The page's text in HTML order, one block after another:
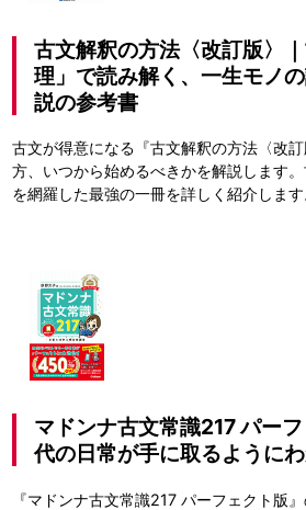
古文解釈の方法〈改訂版〉
理」で読み解く、一生モノ
説の参考書
古文が得意になる『古文解釈の方法〈改
方、いつから始めるべきかを解説します
を網羅した最強の一冊を詳しく紹介しま
マドンナ古文常識217 パー
代の日常が手に取るように
『マドンナ古文常識217 パーフェクト版